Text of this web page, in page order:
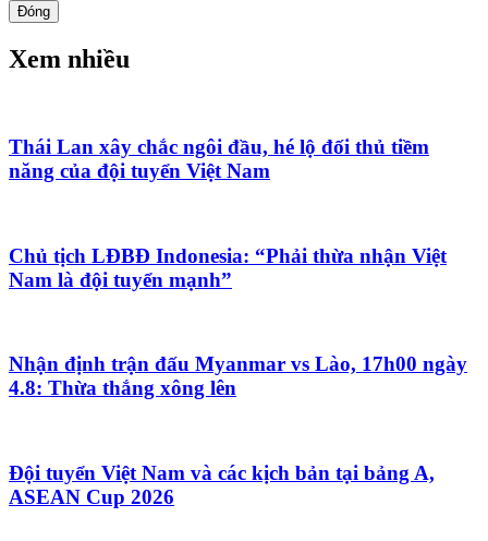
Đóng
Xem nhiều
Thái Lan xây chắc ngôi đầu, hé lộ đối thủ tiềm
năng của đội tuyển Việt Nam
Chủ tịch LĐBĐ Indonesia: “Phải thừa nhận Việt
Nam là đội tuyển mạnh”
Nhận định trận đấu Myanmar vs Lào, 17h00 ngày
4.8: Thừa thắng xông lên
Đội tuyển Việt Nam và các kịch bản tại bảng A,
ASEAN Cup 2026